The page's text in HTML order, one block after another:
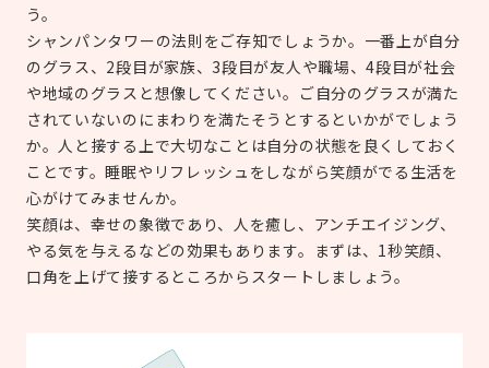
う。
シャンパンタワーの法則をご存知でしょうか。一番上が自分
のグラス、2段目が家族、3段目が友人や職場、4段目が社会
や地域のグラスと想像してください。ご自分のグラスが満た
されていないのにまわりを満たそうとするといかがでしょう
か。人と接する上で大切なことは自分の状態を良くしておく
ことです。睡眠やリフレッシュをしながら笑顔がでる生活を
心がけてみませんか。
笑顔は、幸せの象徴であり、人を癒し、アンチエイジング、
やる気を与えるなどの効果もあります。まずは、1秒笑顔、
口角を上げて接するところからスタートしましょう。